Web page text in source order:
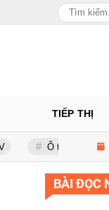
TIẾP THỊ
Á Châu: Nhà phân phối
BÀI ĐỌC